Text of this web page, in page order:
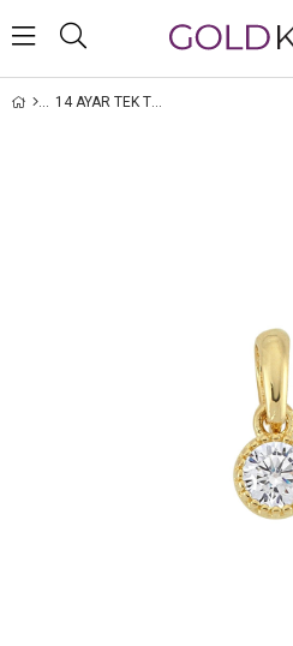
14 AYAR TEK TAŞ ALTIN KOLYE UCU